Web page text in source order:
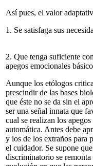
Así pues, el valor
1. Se satisfaga sus
2. Que tenga suficiente
apegos emocionales
Aunque los etólogos
prescindir de las bases
que éste no se da sin el
ser una señal innata que
cual se realizan los
automática. Antes debe
y los de los extraños para
el cuidador. Se supone
discriminatorio se